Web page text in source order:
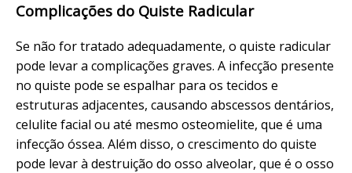
Complicações do Quiste Radicular
Se não for tratado adequadamente, o quiste radicular
pode levar a complicações graves. A infecção presente
no quiste pode se espalhar para os tecidos e
estruturas adjacentes, causando abscessos dentários,
celulite facial ou até mesmo osteomielite, que é uma
infecção óssea. Além disso, o crescimento do quiste
pode levar à destruição do osso alveolar, que é o osso